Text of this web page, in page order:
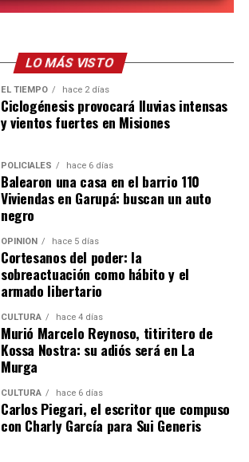
LO MÁS VISTO
EL TIEMPO hace 2 días
Ciclogénesis provocará lluvias intensas
y vientos fuertes en Misiones
POLICIALES hace 6 días
Balearon una casa en el barrio 110
Viviendas en Garupá: buscan un auto
negro
OPINIÓN hace 5 días
Cortesanos del poder: la
sobreactuación como hábito y el
armado libertario
CULTURA hace 4 días
Murió Marcelo Reynoso, titiritero de
Kossa Nostra: su adiós será en La
Murga
CULTURA hace 6 días
Carlos Piegari, el escritor que compuso
con Charly García para Sui Generis